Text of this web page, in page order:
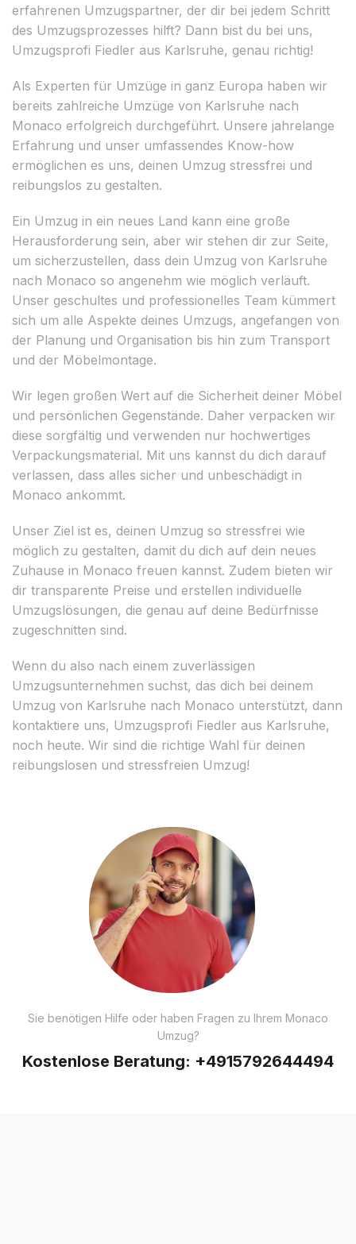
erfahrenen Umzugspartner, der dir bei jedem Schritt
des Umzugsprozesses hilft? Dann bist du bei uns,
Umzugsprofi Fiedler aus Karlsruhe, genau richtig!
Als Experten für Umzüge in ganz Europa haben wir
bereits zahlreiche Umzüge von Karlsruhe nach
Monaco erfolgreich durchgeführt. Unsere jahrelange
Erfahrung und unser umfassendes Know-how
ermöglichen es uns, deinen Umzug stressfrei und
reibungslos zu gestalten.
Ein Umzug in ein neues Land kann eine große
Herausforderung sein, aber wir stehen dir zur Seite,
um sicherzustellen, dass dein Umzug von Karlsruhe
nach Monaco so angenehm wie möglich verläuft.
Unser geschultes und professionelles Team kümmert
sich um alle Aspekte deines Umzugs, angefangen von
der Planung und Organisation bis hin zum Transport
und der Möbelmontage.
Wir legen großen Wert auf die Sicherheit deiner Möbel
und persönlichen Gegenstände. Daher verpacken wir
diese sorgfältig und verwenden nur hochwertiges
Verpackungsmaterial. Mit uns kannst du dich darauf
verlassen, dass alles sicher und unbeschädigt in
Monaco ankommt.
Unser Ziel ist es, deinen Umzug so stressfrei wie
möglich zu gestalten, damit du dich auf dein neues
Zuhause in Monaco freuen kannst. Zudem bieten wir
dir transparente Preise und erstellen individuelle
Umzugslösungen, die genau auf deine Bedürfnisse
zugeschnitten sind.
Wenn du also nach einem zuverlässigen
Umzugsunternehmen suchst, das dich bei deinem
Umzug von Karlsruhe nach Monaco unterstützt, dann
kontaktiere uns, Umzugsprofi Fiedler aus Karlsruhe,
noch heute. Wir sind die richtige Wahl für deinen
reibungslosen und stressfreien Umzug!
Sie benötigen Hilfe oder haben Fragen zu Ihrem Monaco
Umzug?
Kostenlose Beratung: +4915792644494